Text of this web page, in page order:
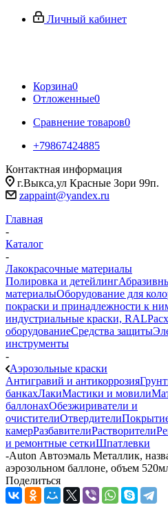
Личный кабинет
Корзина0
Отложенные0
Сравнение товаров0
+79867424885
Контактная информация
г.Выкса,ул Красные Зори 99п.
zappaint@yandex.ru
Главная
-
Каталог
-
Лакокрасочные материалы
Полировка и детейлинг
материалыОборудование для
покраски и принадлежности к
индустриальные краски, RAL
оборудованиеСредства защиты
инструменты
-
Аэрозольные краски
Антигравий и антикоррозия
банкахЛакиМастики и мовили
баллонахОбезжириватели и
очистителиОтвердители
камерРазбавителиРастворители
и ремонтные сеткиШпатлевки
-Auton Автоэмаль Металлик,
аэрозольном баллоне, объем
Поделиться